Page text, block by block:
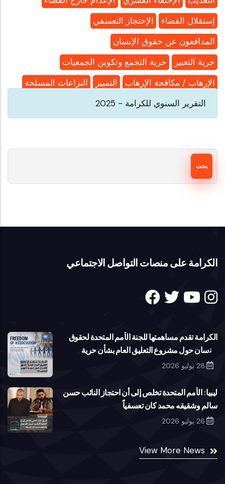
الإحتجاز التعسفي
إستقلال القضاء
المدافعون عن حقوق الإنسان
حرية التجمع وتكوين الجمعيات
حرية التعبير
النزاعات المسلحة
التمييز
الإرهاب / مكافحة الإرهاب
التقرير السنوي للكرامة - 2025
الكرامة على منصات التواصل الاجتماعي
الكرامة تقدم مساهمتها للجنة الأمم المتحدة لحقوق
الإنسان حول مشروع التعليق العام بشأن حرية
تكوين الجمعيات
28 يوليو 2026
ليبيا: الأمم المتحدة تخلص إلى أن احتجاز النائب حسن
سالم وشقيقه محمد كان تعسفياً
26 يوليو 2026
View More News